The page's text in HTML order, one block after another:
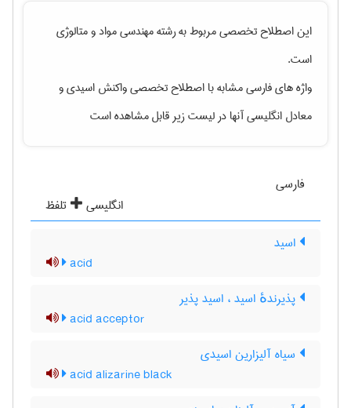
این اصطلاح تخصصی مربوط به رشتهمهندسی مواد و متالوژی
است.
واژه های فارسی مشابه با اصطلاح تخصصیواکنش اسیدیو
معادل انگلیسی آنها در لیست زیر قابل مشاهده است
فارسی
انگلیسی
تلفظ
اسید
acid
پذیرندهٔ اسید ، اسید پذیر
acid acceptor
سیاه آلیزارین اسیدی
acid alizarine black